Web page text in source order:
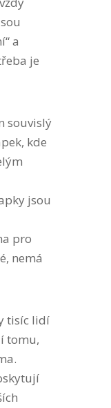
a
je
souvislý
kde
jsou
pro
nemá
tisíc lidí
tomu,